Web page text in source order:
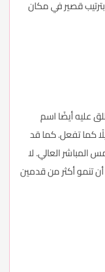
قصير في مكان
عليه أيضًا اسم
كما تفعل. كما قد
المباشر العالي. لا
تنمو أكثر من قدمين